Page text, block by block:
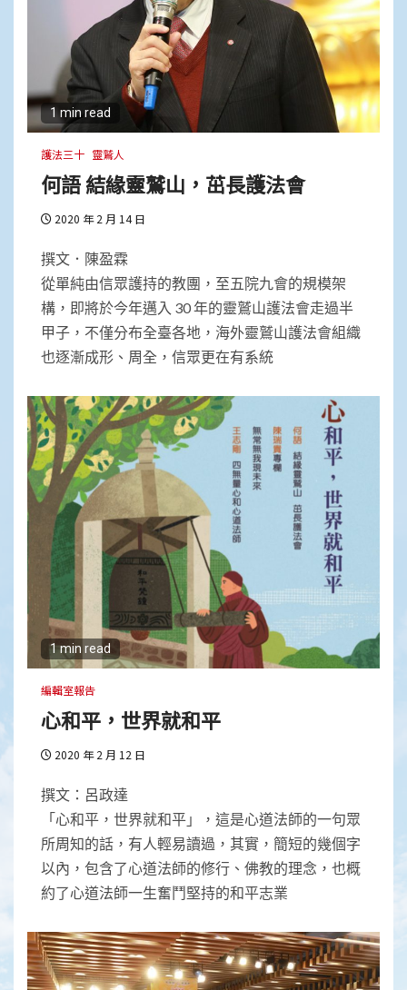
1 min read
護法三十 靈鷲人
何語 結緣靈鷲山，茁長護法會
2020 年 2 月 14 日
撰文．陳盈霖
從單純由信眾護持的教團，至五院九會的規模架
構，即將於今年邁入 30 年的靈鷲山護法會走過半
甲子，不僅分布全臺各地，海外靈鷲山護法會組織
也逐漸成形、周全，信眾更在有系統
1 min read
編輯室報告
心和平，世界就和平
2020 年 2 月 12 日
撰文：呂政達
「心和平，世界就和平」，這是心道法師的一句眾
所周知的話，有人輕易讀過，其實，簡短的幾個字
以內，包含了心道法師的修行、佛教的理念，也概
約了心道法師一生奮鬥堅持的和平志業